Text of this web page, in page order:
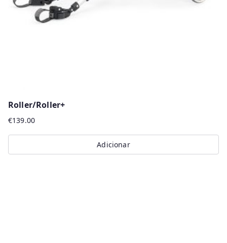
Roller/Roller+
€139.00
Adicionar